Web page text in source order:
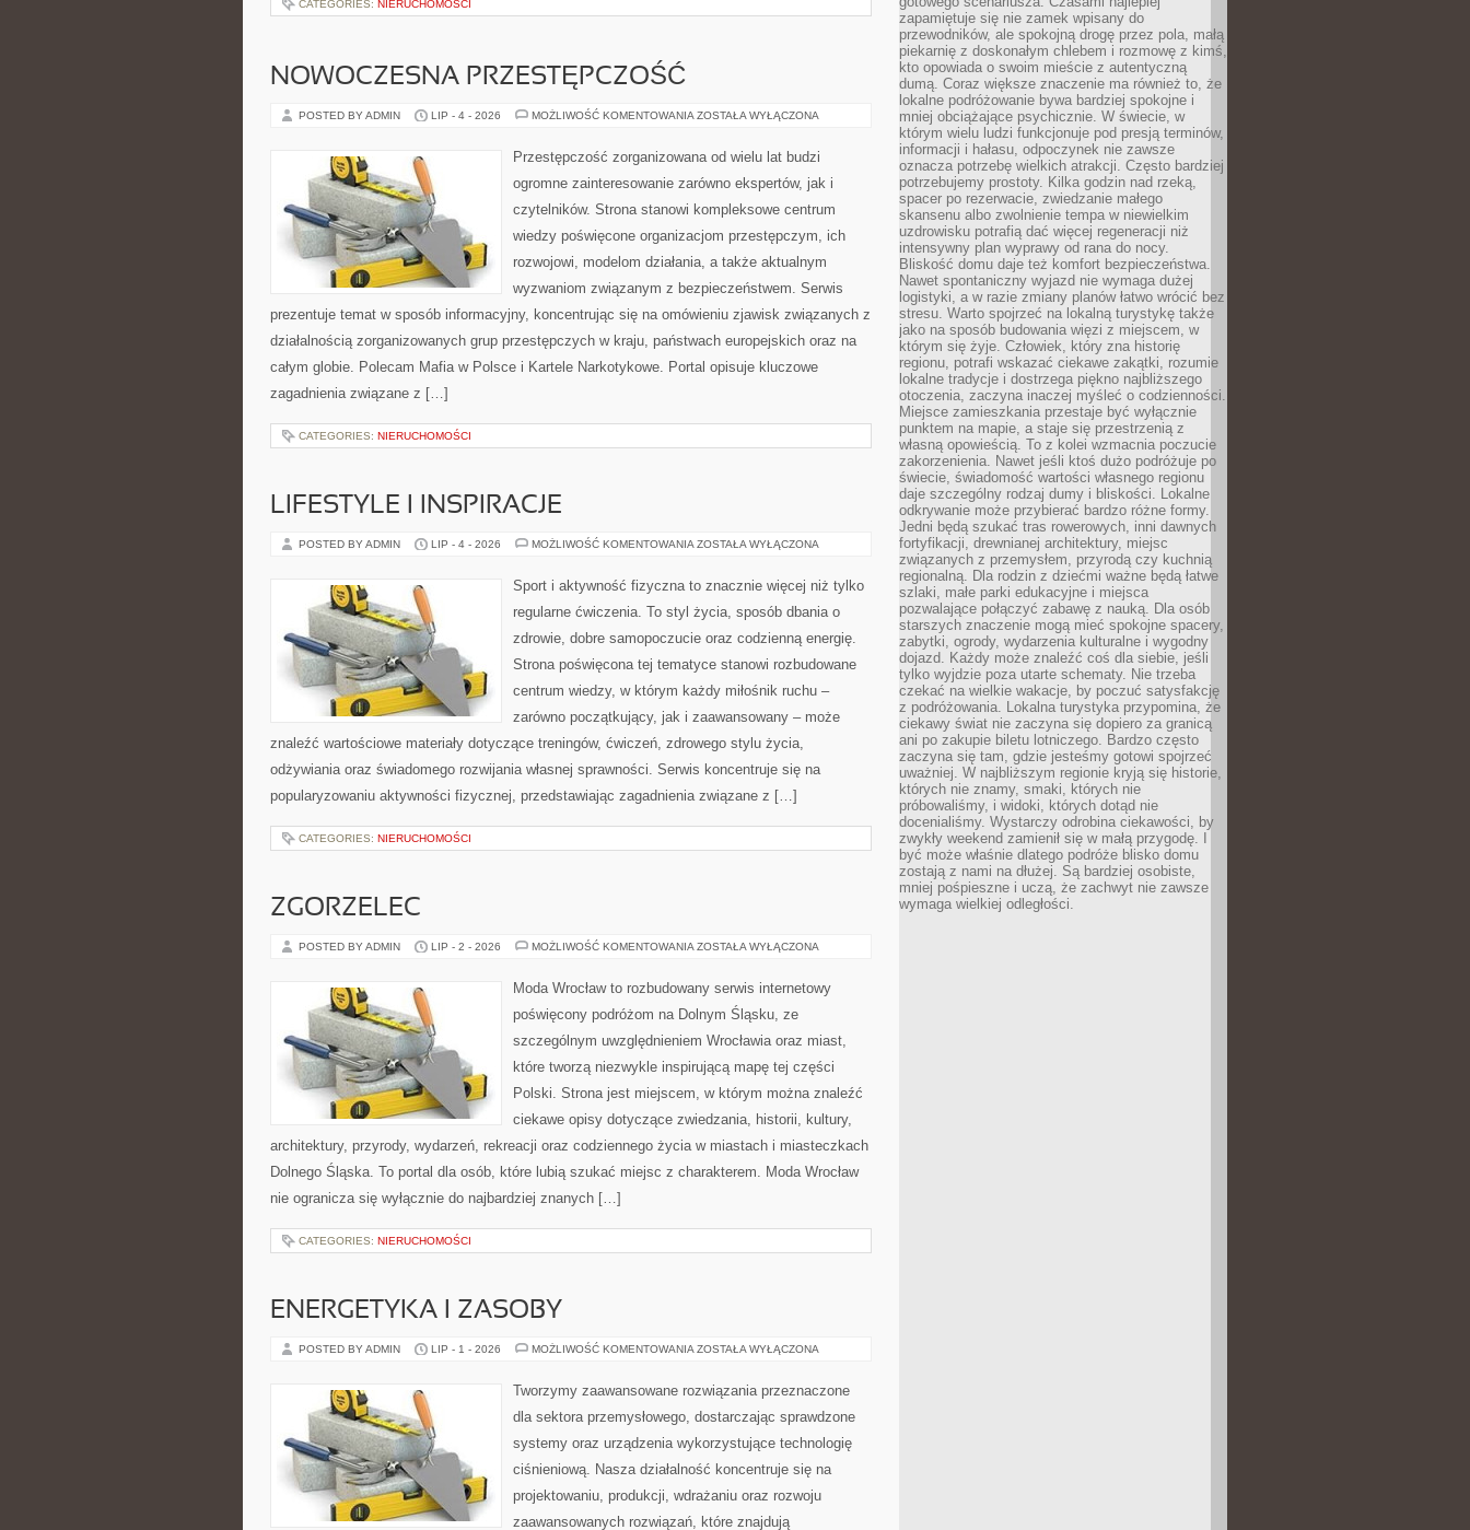
CATEGORIES: NIERUCHOMOŚCI
NOWOCZESNA PRZESTĘPCZOŚĆ
POSTED BY ADMIN LIP - 4 - 2026 MOŻLIWOŚĆ KOMENTOWANIA NOWOCZESNA
ZOSTAŁA WYŁĄCZONA
Przestępczość zorganizowana od wielu lat budzi
ogromne zainteresowanie zarówno ekspertów, jak i
czytelników. Strona stanowi kompleksowe centrum
wiedzy poświęcone organizacjom przestępczym, ich
rozwojowi, modelom działania, a także aktualnym
wyzwaniom związanym z bezpieczeństwem. Serwis
prezentuje temat w sposób informacyjny, koncentrując się na omówieniu zjawisk związanych z
działalnością zorganizowanych grup przestępczych w kraju, państwach europejskich oraz na
całym globie. Polecam Mafia w Polsce i Kartele Narkotykowe. Portal opisuje kluczowe
zagadnienia związane z […]
CATEGORIES: NIERUCHOMOŚCI
LIFESTYLE I INSPIRACJE
POSTED BY ADMIN LIP - 4 - 2026 MOŻLIWOŚĆ KOMENTOWANIA LIFESTYLE
ZOSTAŁA WYŁĄCZONA
Sport i aktywność fizyczna to znacznie więcej niż tylko
regularne ćwiczenia. To styl życia, sposób dbania o
zdrowie, dobre samopoczucie oraz codzienną energię.
Strona poświęcona tej tematyce stanowi rozbudowane
centrum wiedzy, w którym każdy miłośnik ruchu –
zarówno początkujący, jak i zaawansowany – może
znaleźć wartościowe materiały dotyczące treningów, ćwiczeń, zdrowego stylu życia,
odżywiania oraz świadomego rozwijania własnej sprawności. Serwis koncentruje się na
popularyzowaniu aktywności fizycznej, przedstawiając zagadnienia związane z […]
CATEGORIES: NIERUCHOMOŚCI
ZGORZELEC
POSTED BY ADMIN LIP - 2 - 2026 MOŻLIWOŚĆ KOMENTOWANIA ZGORZELEC
ZOSTAŁA WYŁĄCZONA
Moda Wrocław to rozbudowany serwis internetowy
poświęcony podróżom na Dolnym Śląsku, ze
szczególnym uwzględnieniem Wrocławia oraz miast,
które tworzą niezwykle inspirującą mapę tej części
Polski. Strona jest miejscem, w którym można znaleźć
ciekawe opisy dotyczące zwiedzania, historii, kultury,
architektury, przyrody, wydarzeń, rekreacji oraz codziennego życia w miastach i miasteczkach
Dolnego Śląska. To portal dla osób, które lubią szukać miejsc z charakterem. Moda Wrocław
nie ogranicza się wyłącznie do najbardziej znanych […]
CATEGORIES: NIERUCHOMOŚCI
ENERGETYKA I ZASOBY
POSTED BY ADMIN LIP - 1 - 2026 MOŻLIWOŚĆ KOMENTOWANIA ENERGETYKA
ZOSTAŁA WYŁĄCZONA
Tworzymy zaawansowane rozwiązania przeznaczone
dla sektora przemysłowego, dostarczając sprawdzone
systemy oraz urządzenia wykorzystujące technologię
ciśnieniową. Nasza działalność koncentruje się na
projektowaniu, produkcji, wdrażaniu oraz rozwoju
zaawansowanych rozwiązań, które znajdują
zapamiętuje się nie zamek wpisany do
przewodników, ale spokojną drogę przez pola, małą
piekarnię z doskonałym chlebem i rozmowę z kimś,
kto opowiada o swoim mieście z autentyczną
dumą. Coraz większe znaczenie ma również to, że
lokalne podróżowanie bywa bardziej spokojne i
mniej obciążające psychicznie. W świecie, w
którym wielu ludzi funkcjonuje pod presją terminów,
informacji i hałasu, odpoczynek nie zawsze
oznacza potrzebę wielkich atrakcji. Często bardziej
potrzebujemy prostoty. Kilka godzin nad rzeką,
spacer po rezerwacie, zwiedzanie małego
skansenu albo zwolnienie tempa w niewielkim
uzdrowisku potrafią dać więcej regeneracji niż
intensywny plan wyprawy od rana do nocy.
Bliskość domu daje też komfort bezpieczeństwa.
Nawet spontaniczny wyjazd nie wymaga dużej
logistyki, a w razie zmiany planów łatwo wrócić bez
stresu. Warto spojrzeć na lokalną turystykę także
jako na sposób budowania więzi z miejscem, w
którym się żyje. Człowiek, który zna historię
regionu, potrafi wskazać ciekawe zakątki, rozumie
lokalne tradycje i dostrzega piękno najbliższego
otoczenia, zaczyna inaczej myśleć o codzienności.
Miejsce zamieszkania przestaje być wyłącznie
punktem na mapie, a staje się przestrzenią z
własną opowieścią. To z kolei wzmacnia poczucie
zakorzenienia. Nawet jeśli ktoś dużo podróżuje po
świecie, świadomość wartości własnego regionu
daje szczególny rodzaj dumy i bliskości. Lokalne
odkrywanie może przybierać bardzo różne formy.
Jedni będą szukać tras rowerowych, inni dawnych
fortyfikacji, drewnianej architektury, miejsc
związanych z przemysłem, przyrodą czy kuchnią
regionalną. Dla rodzin z dziećmi ważne będą łatwe
szlaki, małe parki edukacyjne i miejsca
pozwalające połączyć zabawę z nauką. Dla osób
starszych znaczenie mogą mieć spokojne spacery,
zabytki, ogrody, wydarzenia kulturalne i wygodny
dojazd. Każdy może znaleźć coś dla siebie, jeśli
tylko wyjdzie poza utarte schematy. Nie trzeba
czekać na wielkie wakacje, by poczuć satysfakcję
z podróżowania. Lokalna turystyka przypomina, że
ciekawy świat nie zaczyna się dopiero za granicą
ani po zakupie biletu lotniczego. Bardzo często
zaczyna się tam, gdzie jesteśmy gotowi spojrzeć
uważniej. W najbliższym regionie kryją się historie,
których nie znamy, smaki, których nie
próbowaliśmy, i widoki, których dotąd nie
docenialiśmy. Wystarczy odrobina ciekawości, by
zwykły weekend zamienił się w małą przygodę. I
być może właśnie dlatego podróże blisko domu
zostają z nami na dłużej. Są bardziej osobiste,
mniej pośpieszne i uczą, że zachwyt nie zawsze
wymaga wielkiej odległości.